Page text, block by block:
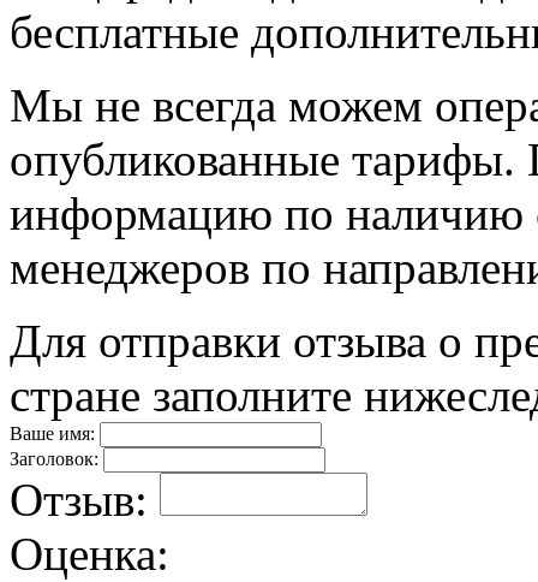
бесплатные
Мы не всегда можем
опубликованные тарифы.
информацию по наличию
менеджеров по
Для отправки отзыва о
стране заполните
Ваше имя:
Заголовок:
Отзыв:
Оценка: